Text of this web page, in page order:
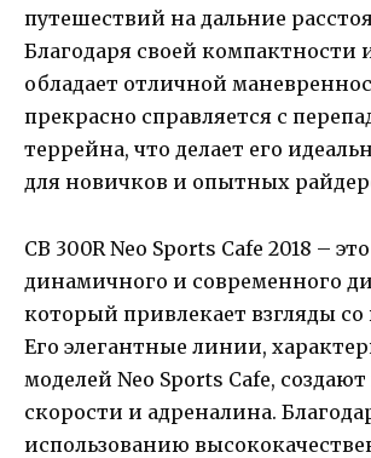
путешествий на дальние
Благодаря своей компактности
обладает отличной
прекрасно справляется с
террейна, что делает его
для новичков и опытных
CB 300R Neo Sports Cafe 2018 –
динамичного и современного
который привлекает взгляды со
Его элегантные линии,
моделей Neo Sports Cafe,
скорости и адреналина.
использованию